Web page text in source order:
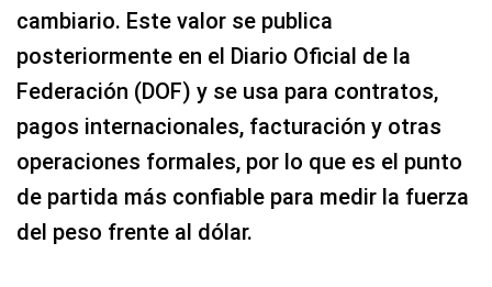
cambiario. Este valor se publica
posteriormente en el Diario Oficial de la
Federación (DOF) y se usa para contratos,
pagos internacionales, facturación y otras
operaciones formales, por lo que es el punto
de partida más confiable para medir la fuerza
del peso frente al dólar.